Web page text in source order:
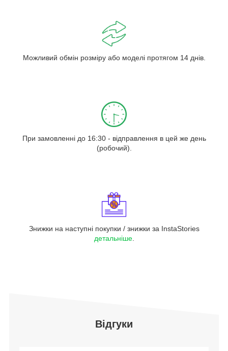
Можливий обмін розміру або моделі протягом 14 днів.
При замовленні до 16:30 - відправлення в цей же день
(робочий).
Знижки на наступні покупки / знижки за InstaStories
детальніше.
Відгуки